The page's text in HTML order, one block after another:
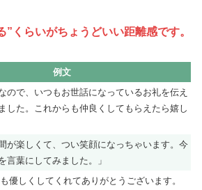
”くらいがちょうどいい距離感です。
例文
ので、いつもお世話になっているお礼を伝え
した。これからも仲良くしてもらえたら嬉し
が楽しくて、つい笑顔になっちゃいます。今
言葉にしてみました。」
優しくしてくれてありがとうございます。